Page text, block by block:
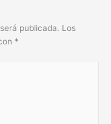
publicada. Los
*